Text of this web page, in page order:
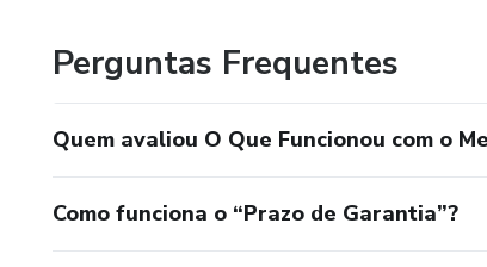
Perguntas Frequentes
Quem avaliou O Que Funcionou com o
Como funciona o “Prazo de Garantia”?